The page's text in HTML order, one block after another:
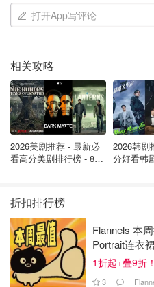
者那种吸水的盒子。防止包
一味的将包包捂得严严实实
千万不要放在阳光下曝晒或
裂或油边融化的现象，这种
打开App写评论
相关攻略
2026美剧推荐 - 最新必
看高分美剧排行榜 - 8月
2026韩剧
分好看韩
折扣排行榜
Flannels 本
Portrait连衣
1折起+叠9折！
3